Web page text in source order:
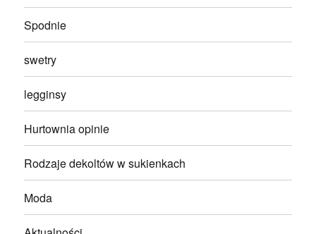
Spodnie
swetry
legginsy
Hurtownia opinie
Rodzaje dekoltów w sukienkach
Moda